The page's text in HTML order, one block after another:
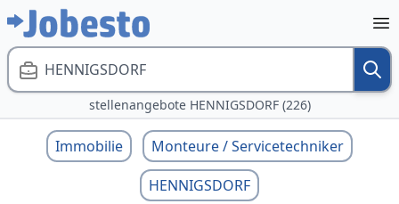
HENNIGSDORF
stellenangebote HENNIGSDORF (226)
Immobilie
Monteure / Servicetechniker
HENNIGSDORF